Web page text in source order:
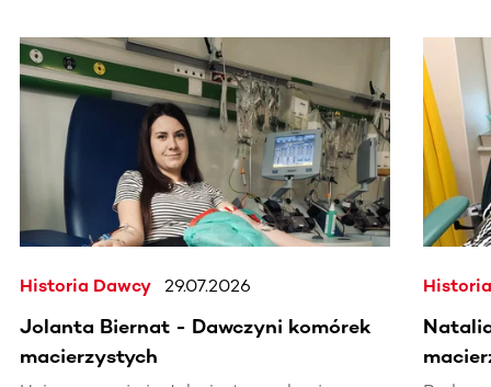
Ta sekcja zawiera treści przewijane w poziomie. Użyj
Historia Dawcy 29.07.2026
Jolanta Biernat - Dawczyni komórek
macierzystych